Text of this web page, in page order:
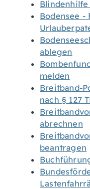
Bodensee -
ablegen
melden
Breitband-
nach § 127
abrechnen
beantragen